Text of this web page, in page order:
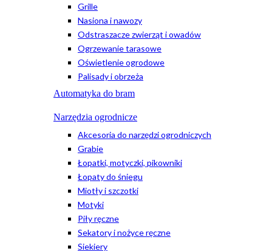
Grille
Nasiona i nawozy
Odstraszacze zwierząt i owadów
Ogrzewanie tarasowe
Oświetlenie ogrodowe
Palisady i obrzeża
Automatyka do bram
Narzędzia ogrodnicze
Akcesoria do narzędzi ogrodniczych
Grabie
Łopatki, motyczki, pikowniki
Łopaty do śniegu
Miotły i szczotki
Motyki
Piły ręczne
Sekatory i nożyce ręczne
Siekiery